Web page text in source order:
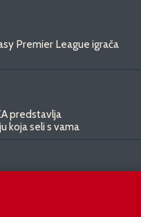
Premier League igrača
predstavlja
koja seli s vama
limuzinu veću od
domet do 1.000